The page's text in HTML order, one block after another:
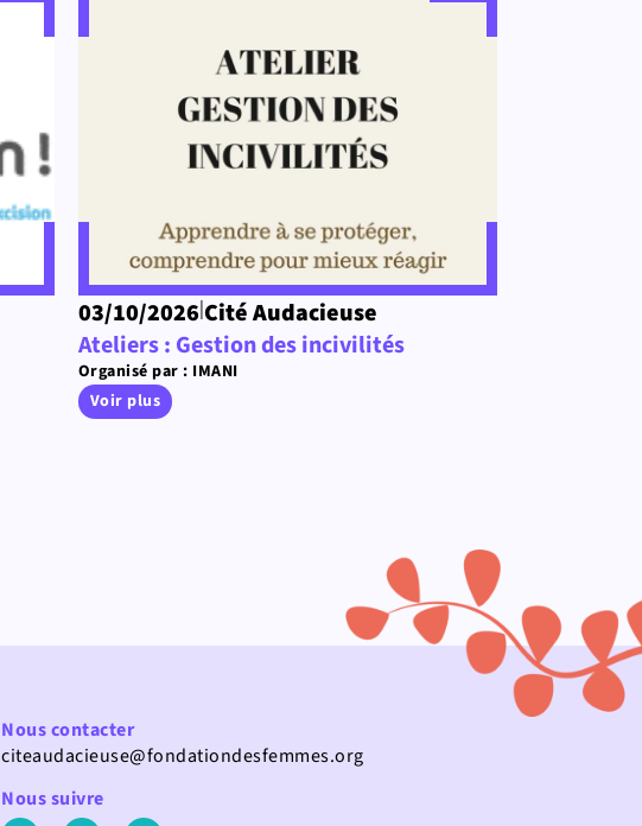
03/10/2026|Cité Audacieuse
Ateliers : Gestion des incivilités
Organisé par : IMANI
Voir plus
Nous contacter
citeaudacieuse@fondationdesfemmes.org
Nous suivre